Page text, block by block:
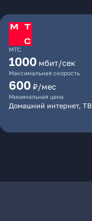
МТС
1000 мбит/сек
Максимальная скорость
600 ₽/мес
Минимальная цена
Домашний интернет, ТВ